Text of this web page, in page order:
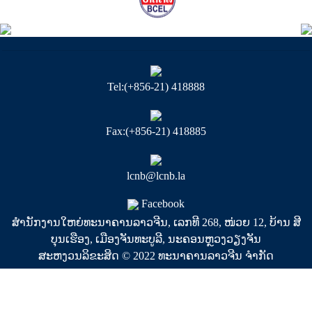
Tel:(+856-21) 418888
Fax:(+856-21) 418885
lcnb@lcnb.la
Facebook
ສຳນັກງານໃຫຍ່ທະນາຄານລາວຈີນ, ເລກທີ 268, ໜ່ວຍ 12, ບ້ານ ສີ
ບຸນເຮືອງ, ເມືອງຈັນທະບູລີ, ນະຄອນຫຼວງວຽງຈັນ
ສະຫງວນລິຂະສິດ © 2022 ທະນາຄານລາວຈີນ ຈໍາກັດ